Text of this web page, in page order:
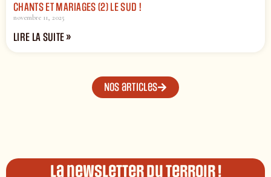
CHANTS ET MARIAGES (2) LE SUD !
novembre 11, 2025
LIRE LA SUITE »
Nos articles
La newsletter du terroir !